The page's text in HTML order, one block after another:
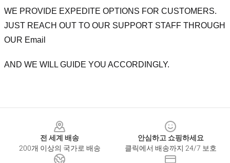
WE PROVIDE EXPEDITE OPTIONS FOR CUSTOMERS.
JUST REACH OUT TO OUR SUPPORT STAFF THROUGH
OUR Email
AND WE WILL GUIDE YOU ACCORDINGLY.
전 세계 배송
200개 이상의 국가로 배송
안심하고 쇼핑하세요
클릭에서 배송까지 24/7 보호